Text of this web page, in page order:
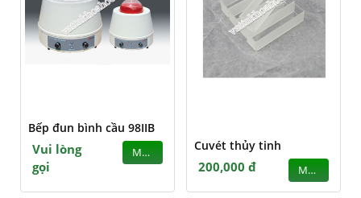
Bếp đun bình cầu 98IIB
Vui lòng
gọi
MUA Cuvét thủy tinh
200,000 đ MUA